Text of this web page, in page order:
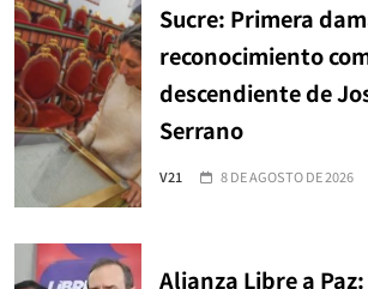
Sucre: Primera
reconocimiento
descendiente de
Serrano
V21 8 DE AGOSTO DE 2026
Alianza Libre a Paz: